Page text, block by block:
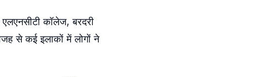
कॉलेज, बरदरी
से कई इलाकों में लोगों ने